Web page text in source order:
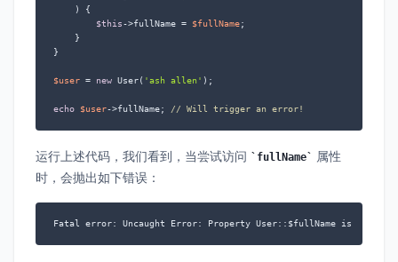
)
{
$this->fullName = $fullName;
    }
}
$user = new User( 'ash allen' );
echo $user->fullName; // Will trigger an error!
运行上述代码，我们看到，当尝试访问 fullName
属性
时，会抛出如下错误：
Fatal error: Uncaught Error: Property User::$fullName is write-